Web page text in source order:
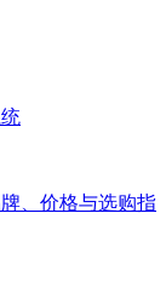
、价格与选购指